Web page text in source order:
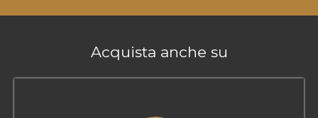
Acquista anche su